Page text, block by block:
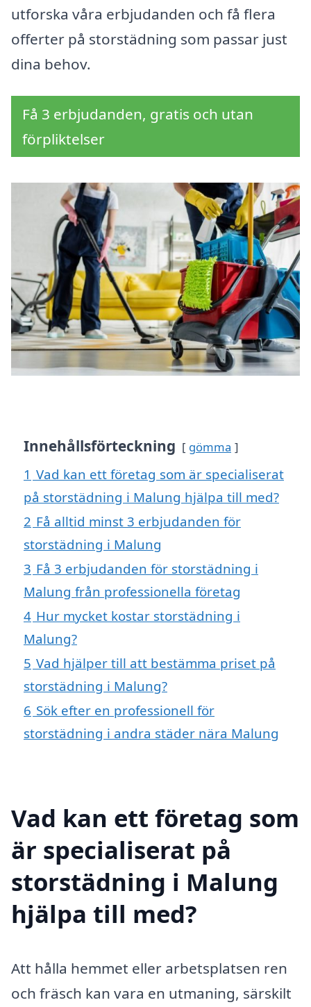
utforska våra erbjudanden och få flera
offerter på storstädning som passar just
dina behov.
Få 3 erbjudanden, gratis och utan
förpliktelser
Innehållsförteckning gömma
1 Vad kan ett företag som är specialiserat
på storstädning i Malung hjälpa till med?
2 Få alltid minst 3 erbjudanden för
storstädning i Malung
3 Få 3 erbjudanden för storstädning i
Malung från professionella företag
4 Hur mycket kostar storstädning i
Malung?
5 Vad hjälper till att bestämma priset på
storstädning i Malung?
6 Sök efter en professionell för
storstädning i andra städer nära Malung
Vad kan ett företag som
är specialiserat på
storstädning i Malung
hjälpa till med?
Att hålla hemmet eller arbetsplatsen ren
och fräsch kan vara en utmaning, särskilt